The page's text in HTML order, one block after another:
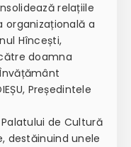
relațiile
organizațională a
Hîncești,
doamna
Președintele
de Cultură
destăinuind unele